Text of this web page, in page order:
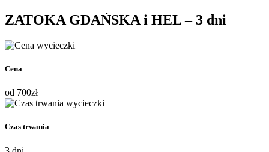
ZATOKA GDAŃSKA i HEL – 3 dni
Cena
od 700zł
Czas trwania